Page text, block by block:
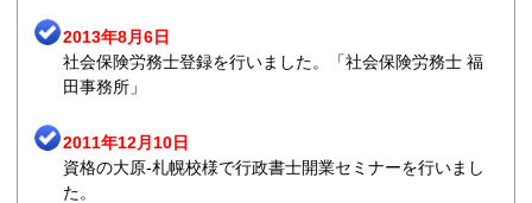
2013年8月6日
社会保険労務士登録を行いました。「社会保険労務士 福
田事務所」
2011年12月10日
資格の大原-札幌校様で行政書士開業セミナーを行いまし
た。